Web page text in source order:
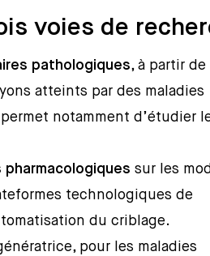
voies de
pathologiques, à partir
atteints par des maladies
notamment d’étudier
pharmacologiquessur les
technologiques de
du criblage.
pour les maladies